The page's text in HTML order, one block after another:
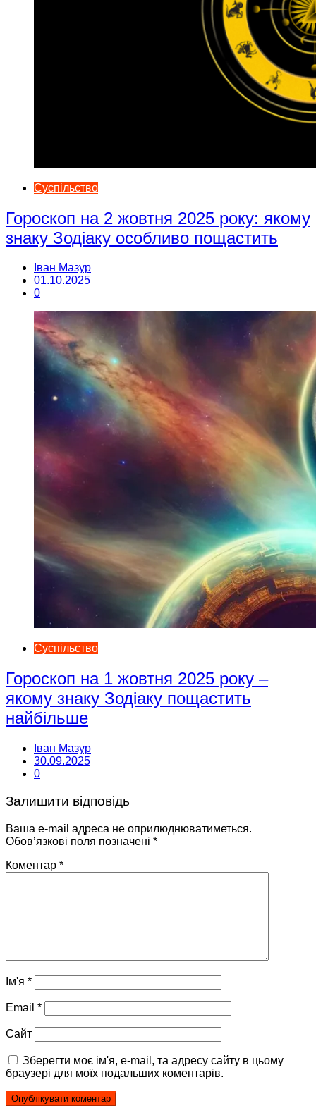
Суспільство
Гороскоп на 2 жовтня 2025 року: якому
знаку Зодіаку особливо пощастить
Іван Мазур
01.10.2025
0
Суспільство
Гороскоп на 1 жовтня 2025 року –
якому знаку Зодіаку пощастить
найбільше
Іван Мазур
30.09.2025
0
Залишити відповідь
Ваша e-mail адреса не оприлюднюватиметься.
Обов’язкові поля позначені *
Коментар *
Ім'я *
Email *
Сайт
Зберегти моє ім'я, e-mail, та адресу сайту в цьому
браузері для моїх подальших коментарів.